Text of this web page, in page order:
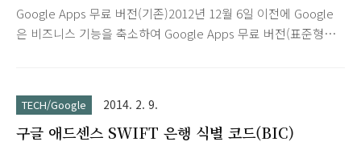
Google Apps 무료 버전(기존)2012년 12월 6일 이전에 Google
은 비즈니스 기능을 축소하여 Google Apps 무료 버전(표준형이
축소된 비즈니스 기능을 무료로 계속 사용2012년 12월 6일 이전
에 Google Apps에 가입했으며 그때부터 Google Apps 무료 버
전을 사용해 온 경우, 서비스 변경 없이 무료로 서비스를 계속 사
TECH/Google 2014. 2. 9.
구글 애드센스 SWIFT 은행 식별 코드(BIC)